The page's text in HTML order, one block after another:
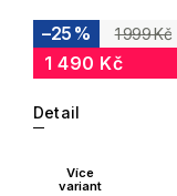
1 999 Kč
–25 %
1 490 Kč
Detail
Více
variant